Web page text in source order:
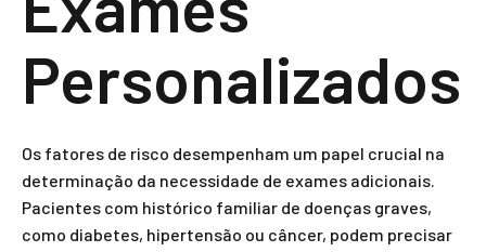
Personalizados
Os fatores de risco desempenham um papel crucial na
determinação da necessidade de exames adicionais.
Pacientes com histórico familiar de doenças graves,
como diabetes, hipertensão ou câncer, podem precisar